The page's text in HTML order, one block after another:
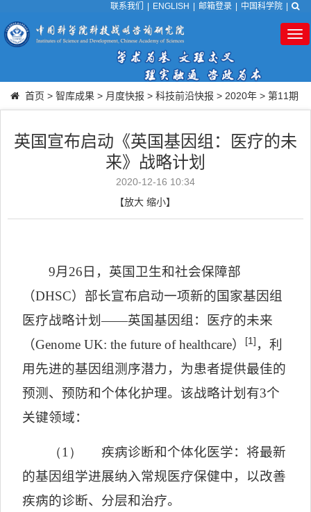
联系我们 ENGLISH 邮箱登录 中国科学院
首页 > 智库成果 > 月度快报 > 科技前沿快报 > 2020年 > 第11期
英国宣布启动《英国基因组：医疗的未
来》战略计划
2020-12-16 10:34
【放大 缩小】
9月 26 日，英国卫生和社会保障部
（DHSC）部长宣布启动一项新的国家基因组
医疗战略计划——英国基因组：医疗的未来
（Genome UK: the future of healthcare） [1] ，利
用先进的基因组测序潜力，为患者提供最佳的
预测、预防和个体化护理。该战略计划有3个
关键领域：
（1）
疾病诊断和个体化医学：将最新
的基因组学进展纳入常规医疗保健中，以改善
疾病的诊断、分层和治疗。